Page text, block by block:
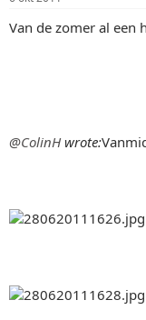
Van de zomer al een
@ColinHwrote: